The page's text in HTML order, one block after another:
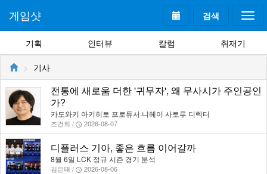
검색
게임샷
기획 인터뷰 칼럼 취재기
기사
전통에 새로움 더한 '귀무자', 왜 무사시가 주인공인
가?
카도와키 아키히토 프로듀서·니헤이 사토루 디렉터
조건희 / 2026-08-07
디플러스 기아, 좋은 흐름 이어갈까
8월 6일 LCK 정규 시즌 경기 분석
김은태 / 2026-08-06